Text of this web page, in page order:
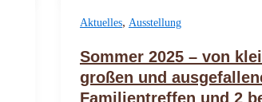
Aktuelles, Ausstellung
Sommer 2025 – von
großen und
Familientreffen und 2